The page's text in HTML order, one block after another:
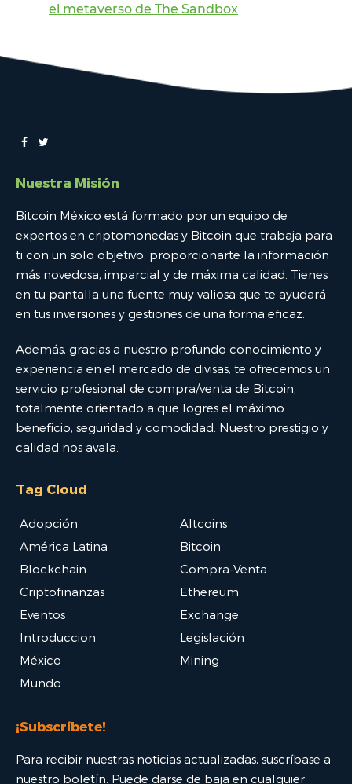
el metaverso de The Sandbox
Nuestra Misión
Bitcoin México está formado por un equipo de
expertos en criptomonedas y Bitcoin que trabaja para
ti con un solo objetivo: proporcionarte la información
más novedosa, imparcial y de máxima calidad. Tienes
en tu pantalla una fuente muy valiosa que te ayudará
en tus inversiones y gestiones de una forma eficaz.
Además, gracias a nuestro profundo conocimiento y
experiencia en el mercado de divisas, te ofrecemos un
servicio profesional de compra/venta de Bitcoin,
totalmente orientado a que logres el máximo
beneficio, seguridad y comodidad. Nuestro prestigio y
calidad nos avala.
Tag Cloud
Adopción
Altcoins
América Latina
Bitcoin
Blockchain
Compra-Venta
Criptofinanzas
Ethereum
Eventos
Exchange
Introduccion
Legislación
México
Mining
Mundo
¡Subscríbete!
Para recibir nuestras noticias actualizadas, suscríbase a
nuestro boletín. Puede darse de baja en cualquier